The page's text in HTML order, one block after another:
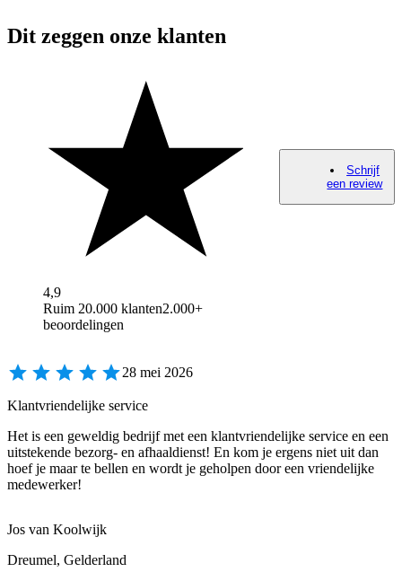
Dit zeggen onze klanten
4,9
Ruim 20.000 klanten2.000+
beoordelingen
Schrijf
een review
28 mei 2026
Klantvriendelijke service
Het is een geweldig bedrijf met een klantvriendelijke service en een
uitstekende bezorg- en afhaaldienst! En kom je ergens niet uit dan
hoef je maar te bellen en wordt je geholpen door een vriendelijke
medewerker!
Jos van Koolwijk
Dreumel, Gelderland